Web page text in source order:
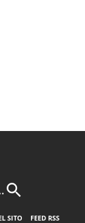
SITO FEED RSS